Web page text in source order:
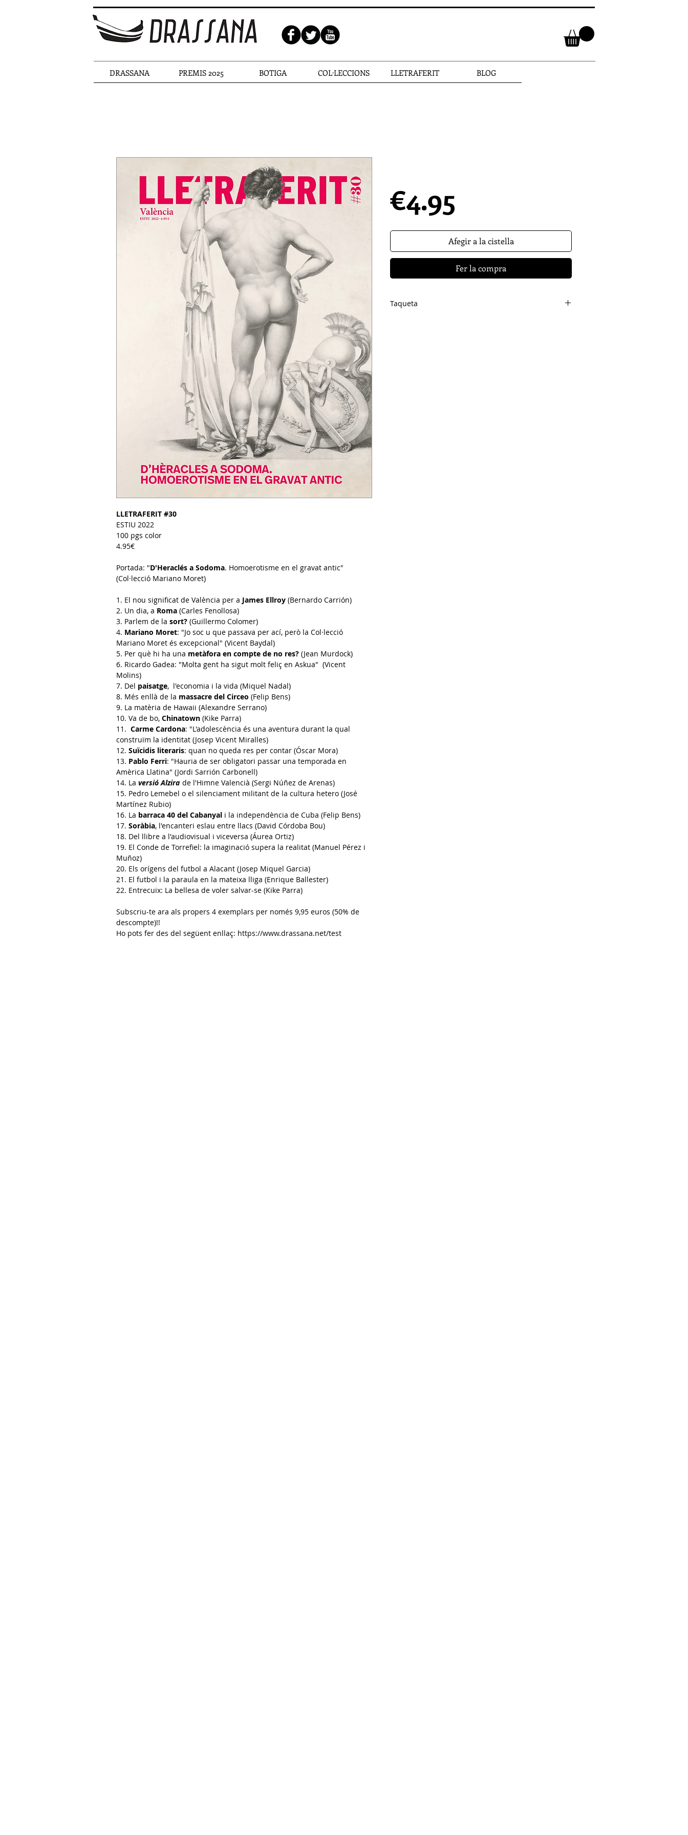
DRASSANA PREMIS 2025 BOTIGA COL·LECCIONS LLETRAFERIT BLOG
LLETRAFERIT #30
ESTIU 2022
100 pgs color
4.95€
Portada: "D'Heraclés a Sodoma. Homoerotisme en el gravat antic"
(Col·lecció Mariano Moret)
1. El nou significat de València per a James Ellroy (Bernardo Carrión)
2. Un dia, a Roma (Carles Fenollosa)
3. Parlem de la sort? (Guillermo Colomer)
4. Mariano Moret: "Jo soc u que passava per ací, però la Col·lecció
Mariano Moret és excepcional" (Vicent Baydal)
5. Per què hi ha una metàfora en compte de no res? (Jean Murdock)
6. Ricardo Gadea: "Molta gent ha sigut molt feliç en Askua" (Vicent
Molins)
7. Del paisatge, l'economia i la vida (Miquel Nadal)
8. Més enllà de la massacre del Circeo (Felip Bens)
9. La matèria de Hawaii (Alexandre Serrano)
10. Va de bo, Chinatown (Kike Parra)
11. Carme Cardona: "L'adolescència és una aventura durant la qual
construïm la identitat (Josep Vicent Miralles)
12. Suïcidis literaris: quan no queda res per contar (Óscar Mora)
13. Pablo Ferri: "Hauria de ser obligatori passar una temporada en
Amèrica Llatina" (Jordi Sarrión Carbonell)
14. La versió Alzira de l'Himne Valencià (Sergi Núñez de Arenas)
15. Pedro Lemebel o el silenciament militant de la cultura hetero (José
Martínez Rubio)
16. La barraca 40 del Cabanyal i la independència de Cuba (Felip Bens)
17. Soràbia, l'encanteri eslau entre llacs (David Córdoba Bou)
18. Del llibre a l'audiovisual i viceversa (Áurea Ortiz)
19. El Conde de Torrefiel: la imaginació supera la realitat (Manuel Pérez i
Muñoz)
20. Els orígens del futbol a Alacant (Josep Miquel Garcia)
21. El futbol i la paraula en la mateixa lliga (Enrique Ballester)
22. Entrecuix: La bellesa de voler salvar-se (Kike Parra)
Subscriu-te ara als propers 4 exemplars per només 9,95 euros (50% de
descompte)!!
Ho pots fer des del següent enllaç: https://www.drassana.net/test
€4.95
Afegir a la cistella
Fer la compra
Taqueta